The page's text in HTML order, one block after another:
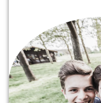
die jongeren echt
leernetwerk bij jou
we denken graag
Ontdek de